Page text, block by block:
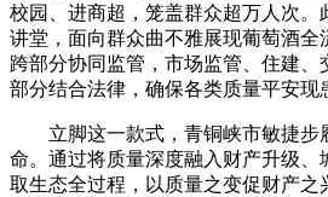
校园、进商超，笼盖群众超万人次。
讲堂，面向群众曲不雅展现葡萄酒全
跨部分协同监管，市场监管、住建
部分结合法律，确保各类质量平安现
立脚这一款式，青铜峡市敏捷步
命。通过将质量深度融入财产升级、
取生态全过程，以质量之变促财产之